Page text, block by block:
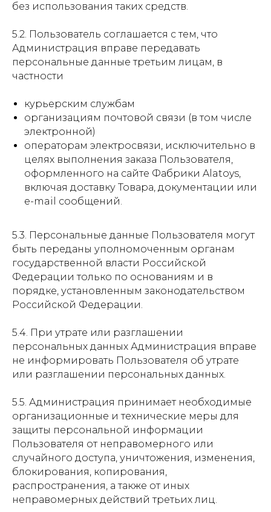
без использования таких средств.
5.2. Пользователь соглашается с тем, что
Администрация вправе передавать
персональные данные третьим лицам, в
частности
курьерским службам
организациям почтовой связи (в том числе
электронной)
операторам электросвязи, исключительно в
целях выполнения заказа Пользователя,
оформленного на сайте Фабрики Alatoys,
включая доставку Товара, документации или
e-mail сообщений.
5.3. Персональные данные Пользователя могут
быть переданы уполномоченным органам
государственной власти Российской
Федерации только по основаниям и в
порядке, установленным законодательством
Российской Федерации.
5.4. При утрате или разглашении
персональных данных Администрация вправе
не информировать Пользователя об утрате
или разглашении персональных данных.
5.5. Администрация принимает необходимые
организационные и технические меры для
защиты персональной информации
Пользователя от неправомерного или
случайного доступа, уничтожения, изменения,
блокирования, копирования,
распространения, а также от иных
неправомерных действий третьих лиц.